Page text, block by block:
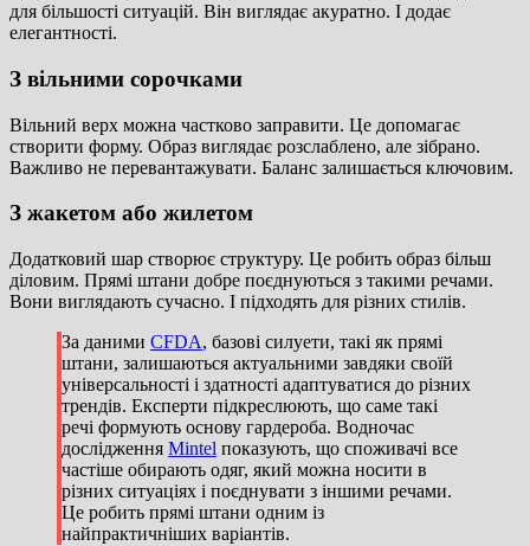
для більшості ситуацій. Він виглядає акуратно. І додає
елегантності.
З вільними сорочками
Вільний верх можна частково заправити. Це допомагає
створити форму. Образ виглядає розслаблено, але зібрано.
Важливо не перевантажувати. Баланс залишається ключовим.
З жакетом або жилетом
Додатковий шар створює структуру. Це робить образ більш
діловим. Прямі штани добре поєднуються з такими речами.
Вони виглядають сучасно. І підходять для різних стилів.
За даними CFDA, базові силуети, такі як прямі
штани, залишаються актуальними завдяки своїй
універсальності і здатності адаптуватися до різних
трендів. Експерти підкреслюють, що саме такі
речі формують основу гардероба. Водночас
дослідження Mintel показують, що споживачі все
частіше обирають одяг, який можна носити в
різних ситуаціях і поєднувати з іншими речами.
Це робить прямі штани одним із
найпрактичніших варіантів.